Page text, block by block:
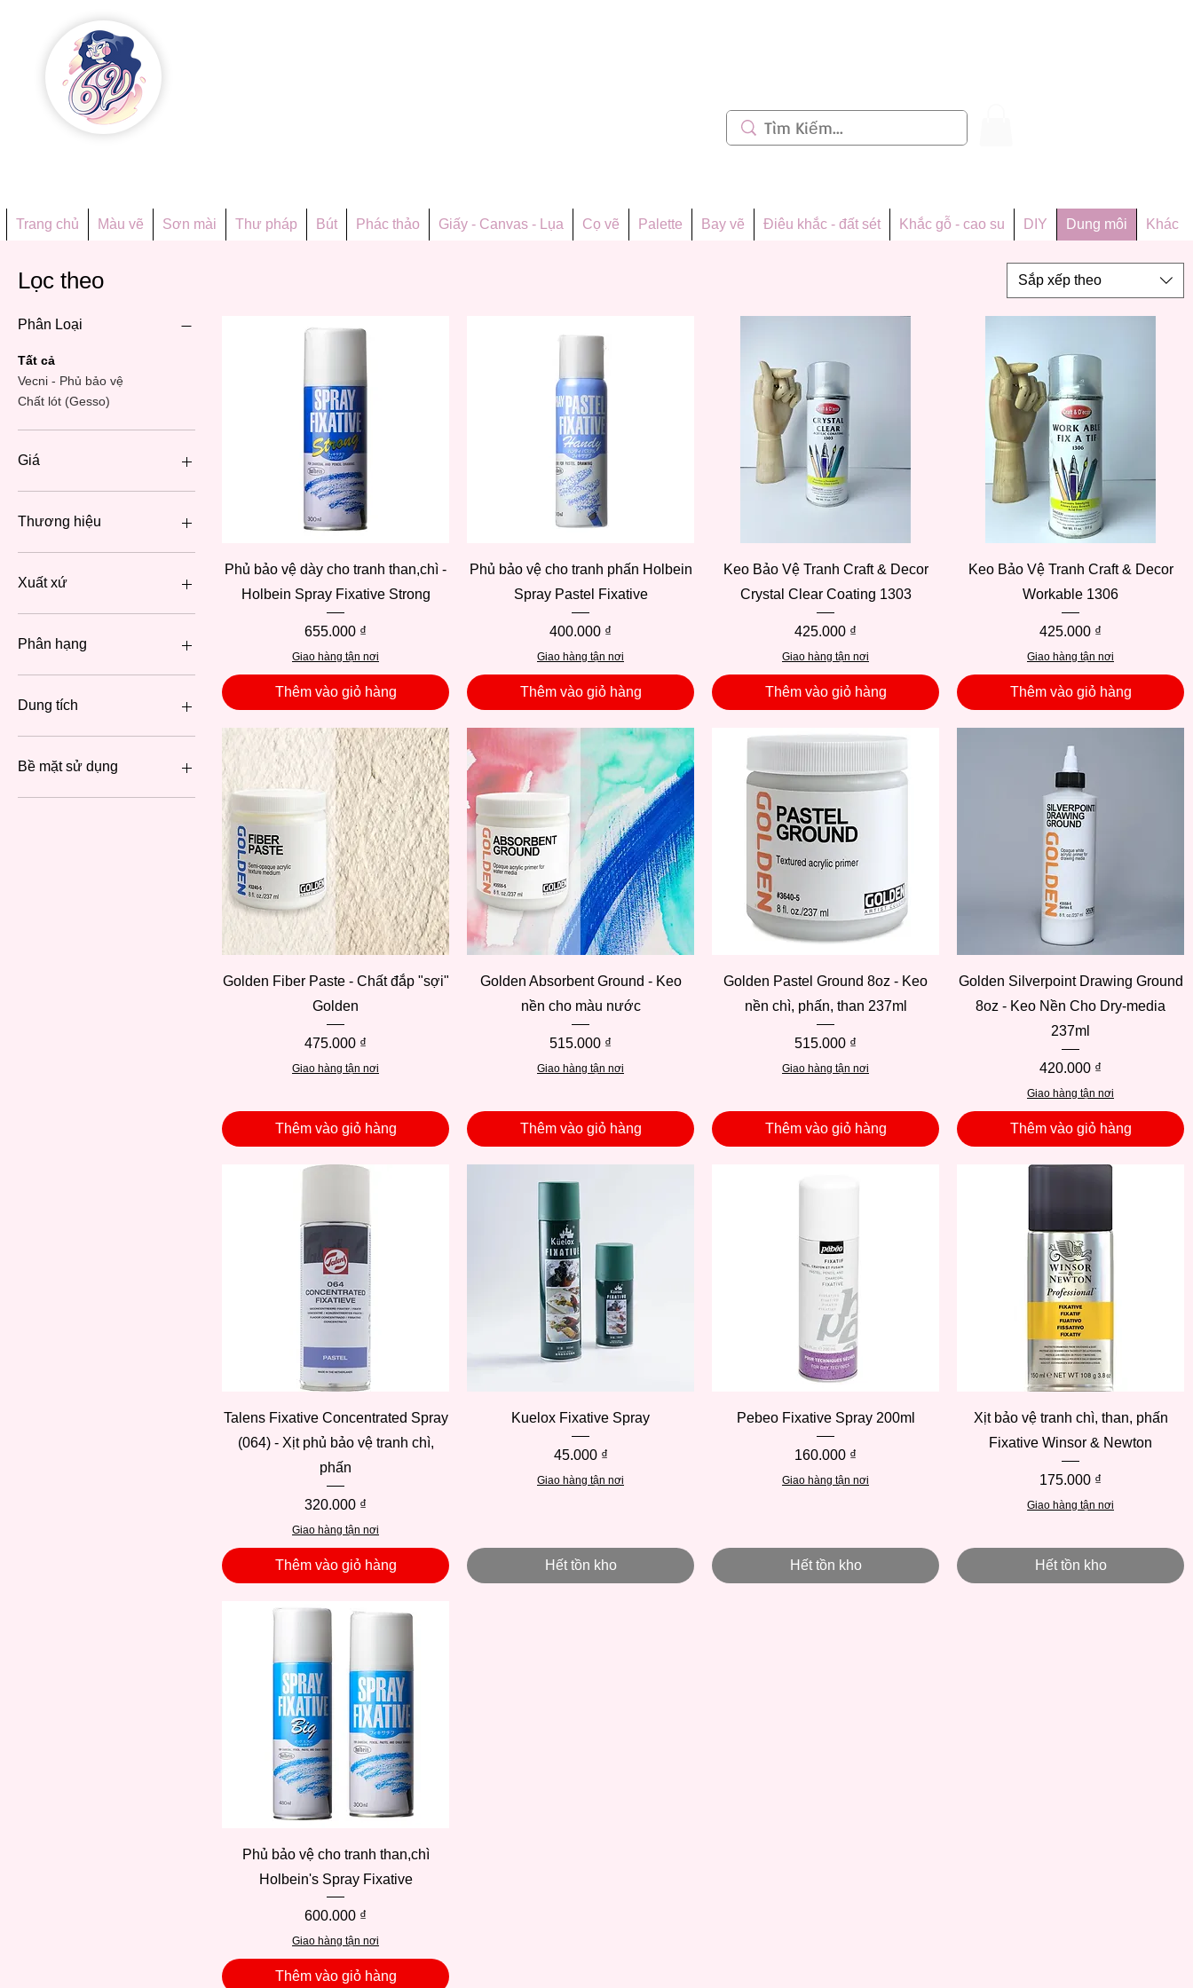
Trang chủ Màu vẽ Sơn mài Thư pháp Bút Phác thảo Giấy - Canvas - Lụa Cọ vẽ Palette Bay vẽ Điêu khắc - đất sét Khắc gỗ - cao su DIY Dung môi Khác
Lọc theo
Phân Loại
Tất cả
Vecni - Phủ bảo vệ
Chất lót (Gesso)
Giá
Thương hiệu
Royal Talens
GOLDEN
Pebeo
Holbein
Xuất xứ
Nhật Bản
Hà Lan
Trung Quốc
Pháp
Phân hạng
Cao Cấp
Studio
Dung tích
300ml - 500ml
100ml - 300ml
Bề mặt sử dụng
Chuyên vẽ tranh Canvas
Sắp xếp theo
Xem nhanh
Phủ bảo vệ dày cho tranh than,chì -
Holbein Spray Fixative Strong
Giá
655.000 ₫
Giao hàng tận nơi
Thêm vào giỏ hàng
Xem nhanh
Phủ bảo vệ cho tranh phấn Holbein
Spray Pastel Fixative
Giá
400.000 ₫
Giao hàng tận nơi
Thêm vào giỏ hàng
Xem nhanh
Keo Bảo Vệ Tranh Craft & Decor
Crystal Clear Coating 1303
Giá
425.000 ₫
Giao hàng tận nơi
Thêm vào giỏ hàng
Xem nhanh
Keo Bảo Vệ Tranh Craft & Decor
Workable 1306
Giá
425.000 ₫
Giao hàng tận nơi
Thêm vào giỏ hàng
Xem nhanh
Golden Fiber Paste - Chất đắp "sợi"
Golden
Giá
475.000 ₫
Giao hàng tận nơi
Thêm vào giỏ hàng
Xem nhanh
Golden Absorbent Ground - Keo
nền cho màu nước
Giá
515.000 ₫
Giao hàng tận nơi
Thêm vào giỏ hàng
Xem nhanh
Golden Pastel Ground 8oz - Keo
nền chì, phấn, than 237ml
Giá
515.000 ₫
Giao hàng tận nơi
Thêm vào giỏ hàng
Xem nhanh
Golden Silverpoint Drawing Ground
8oz - Keo Nền Cho Dry-media
237ml
Giá
420.000 ₫
Giao hàng tận nơi
Thêm vào giỏ hàng
Xem nhanh
Talens Fixative Concentrated Spray
(064) - Xịt phủ bảo vệ tranh chì,
phấn
Giá
320.000 ₫
Giao hàng tận nơi
Thêm vào giỏ hàng
Xem nhanh
Kuelox Fixative Spray
Giá
45.000 ₫
Giao hàng tận nơi
Hết tồn kho
Xem nhanh
Pebeo Fixative Spray 200ml
Giá
160.000 ₫
Giao hàng tận nơi
Hết tồn kho
Xem nhanh
Xịt bảo vệ tranh chì, than, phấn
Fixative Winsor & Newton
Giá
175.000 ₫
Giao hàng tận nơi
Hết tồn kho
Xem nhanh
Phủ bảo vệ cho tranh than,chì
Holbein's Spray Fixative
Giá
600.000 ₫
Giao hàng tận nơi
Thêm vào giỏ hàng